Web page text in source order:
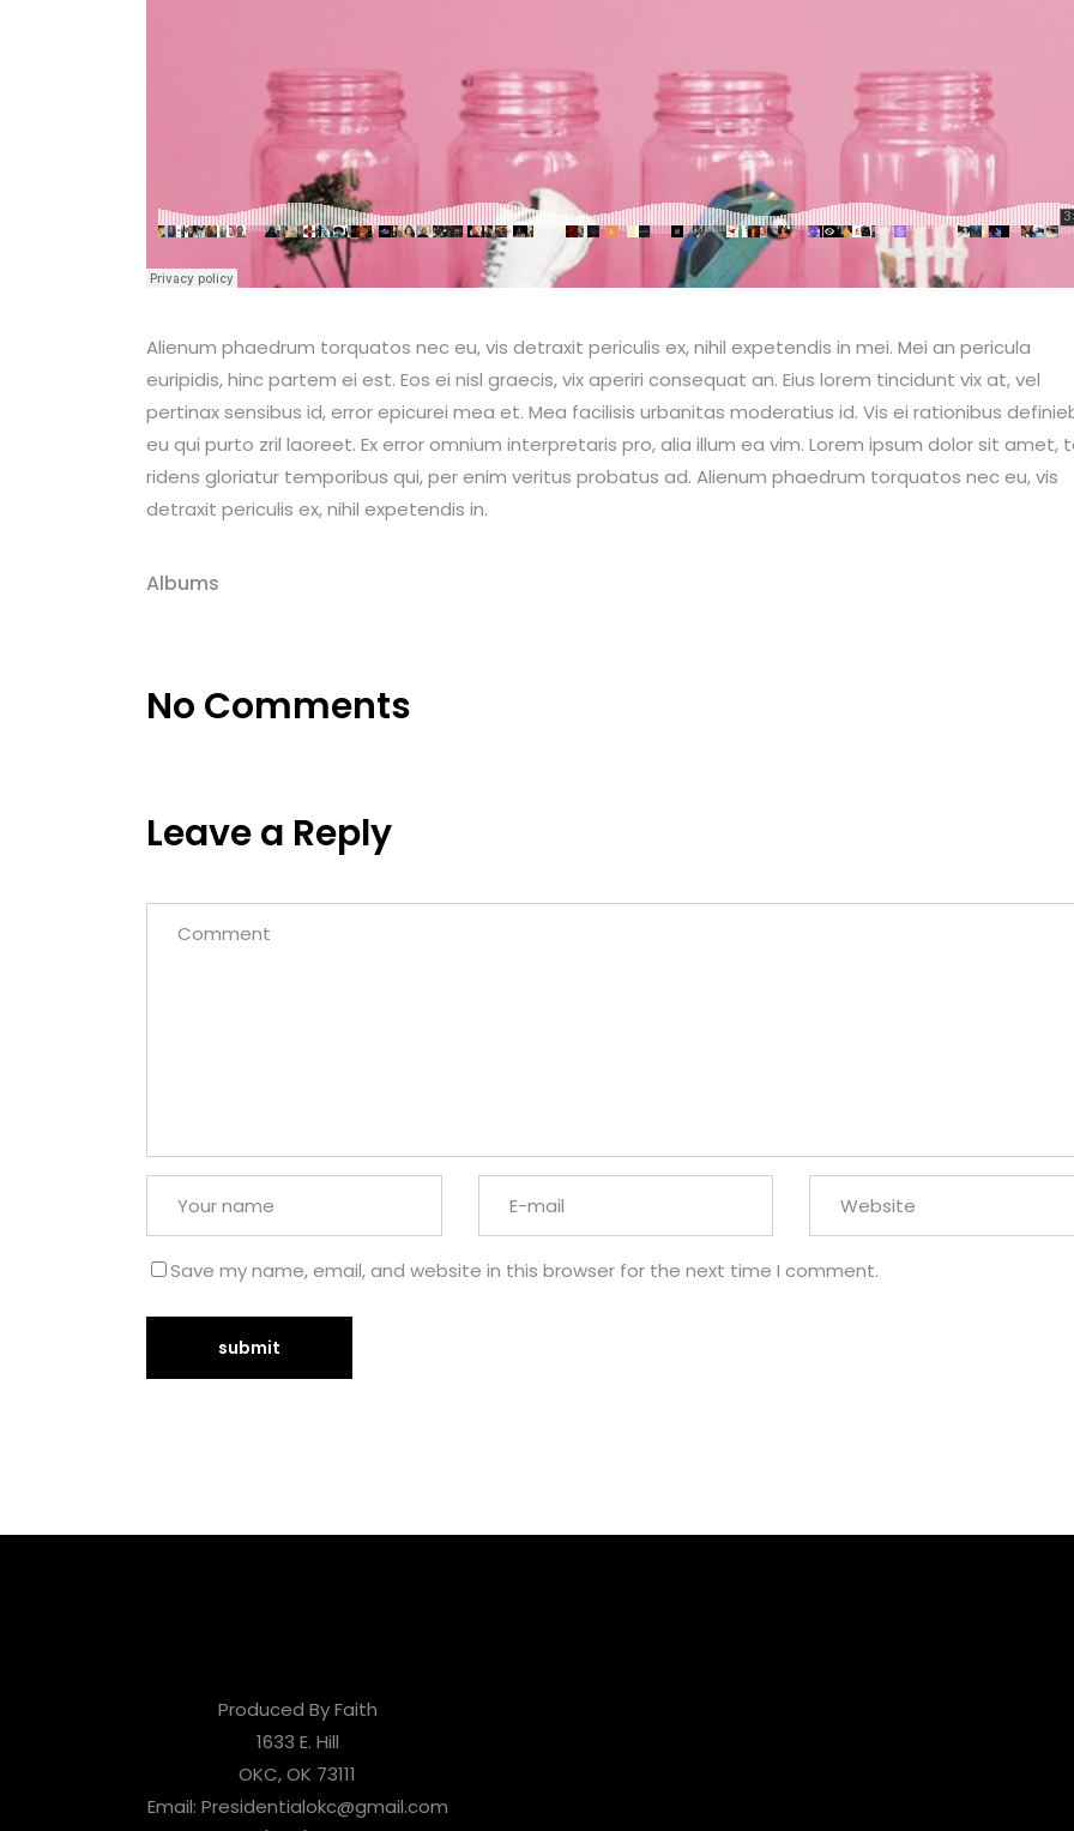
Alienum phaedrum torquatos nec eu, vis detraxit periculis ex, nihil expetendis in mei. Mei an pericula
euripidis, hinc partem ei est. Eos ei nisl graecis, vix aperiri consequat an. Eius lorem tincidunt vix at, vel
pertinax sensibus id, error epicurei mea et. Mea facilisis urbanitas moderatius id. Vis ei rationibus
eu qui purto zril laoreet. Ex error omnium interpretaris pro, alia illum ea vim. Lorem ipsum dolor sit amet,
ridens gloriatur temporibus qui, per enim veritus probatus ad. Alienum phaedrum torquatos nec eu, vis
detraxit periculis ex, nihil expetendis in.
Albums
No Comments
Leave a Reply
Save my name, email, and website in this browser for the next time I comment.
Produced By Faith
1633 E. Hill
OKC, OK 73111
Email: Presidentialokc@gmail.com